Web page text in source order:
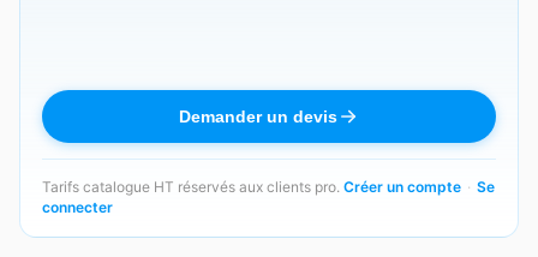
Demander un devis
Tarifs catalogue HT réservés aux clients pro. Créer un compte · Se
connecter